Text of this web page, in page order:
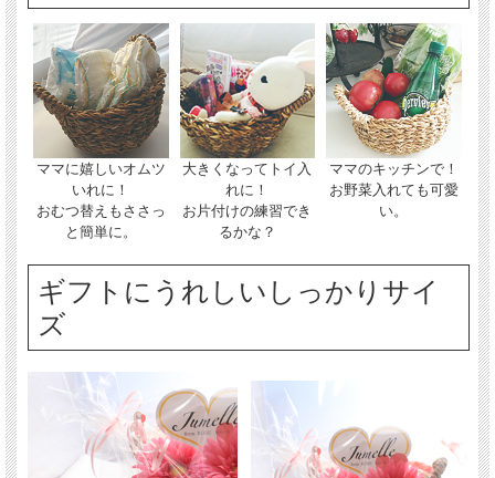
ママに嬉しいオムツ
いれに！
おむつ替えもささっ
と簡単に。
大きくなってトイ入
れに！
お片付けの練習でき
るかな？
ママのキッチンで！
お野菜入れても可愛
い。
ギフトにうれしいしっかりサイ
ズ